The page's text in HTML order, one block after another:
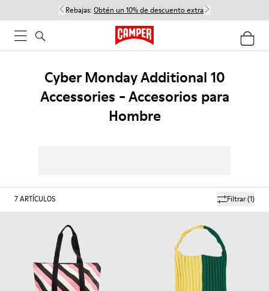
Rebajas: Obtén un 10% de descuento extra
Cyber Monday Additional 10
Accessories - Accesorios para
Hombre
Filtrar(1)
7ARTÍCULOS